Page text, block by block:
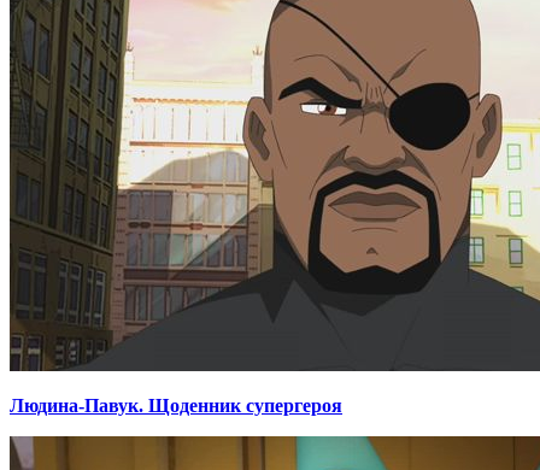
Людина-Павук. Щоденник супергероя